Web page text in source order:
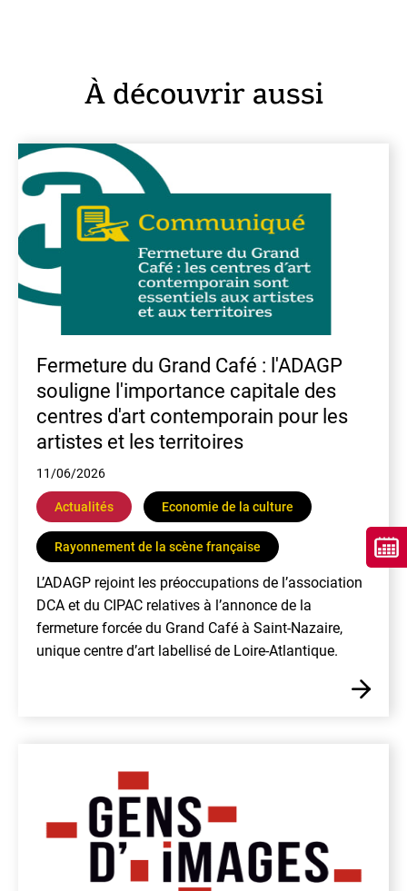
À découvrir aussi
Fermeture du Grand Café : l'ADAGP
souligne l'importance capitale des
centres d'art contemporain pour les
artistes et les territoires
11/06/2026
Actualités Economie de la culture
Rayonnement de la scène française
L’ADAGP rejoint les préoccupations de l’association
DCA et du CIPAC relatives à l’annonce de la
fermeture forcée du Grand Café à Saint-Nazaire,
unique centre d’art labellisé de Loire-Atlantique.